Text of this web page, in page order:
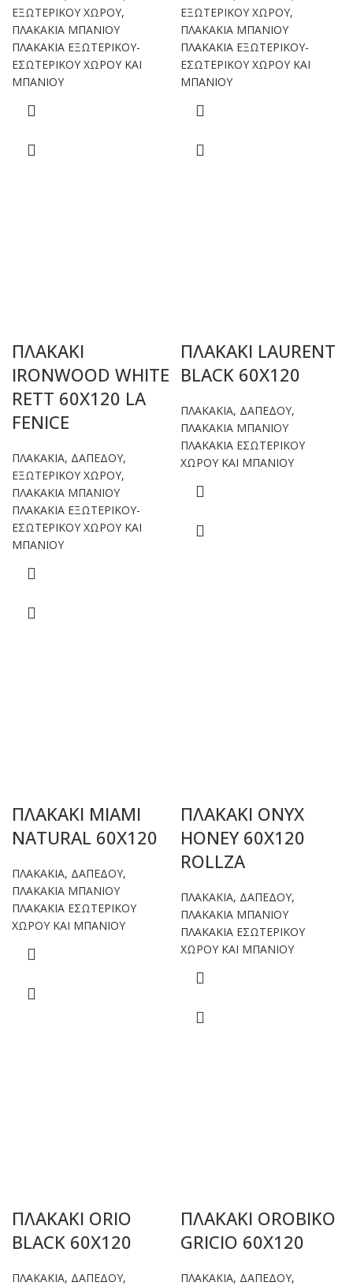
ΕΞΩΤΕΡΙΚΟΥ ΧΩΡΟΥ,
ΠΛΑΚΑΚΙΑ ΜΠΑΝΙΟΥ
ΠΛΑΚΑΚΙΑ ΕΞΩΤΕΡΙΚΟΥ-
ΕΣΩΤΕΡΙΚΟΥ ΧΩΡΟΥ ΚΑΙ
ΜΠΑΝΙΟΥ
ΕΞΩΤΕΡΙΚΟΥ ΧΩΡΟΥ,
ΠΛΑΚΑΚΙΑ ΜΠΑΝΙΟΥ
ΠΛΑΚΑΚΙΑ ΕΞΩΤΕΡΙΚΟΥ-
ΕΣΩΤΕΡΙΚΟΥ ΧΩΡΟΥ ΚΑΙ
ΜΠΑΝΙΟΥ
ΠΛΑΚΑΚΙ
IRONWOOD WHITE
RETT 60X120 LA
FENICE
ΠΛΑΚΑΚΙΑ, ΔΑΠΕΔΟΥ,
ΕΞΩΤΕΡΙΚΟΥ ΧΩΡΟΥ,
ΠΛΑΚΑΚΙΑ ΜΠΑΝΙΟΥ
ΠΛΑΚΑΚΙΑ ΕΞΩΤΕΡΙΚΟΥ-
ΕΣΩΤΕΡΙΚΟΥ ΧΩΡΟΥ ΚΑΙ
ΜΠΑΝΙΟΥ
ΠΛΑΚΑΚΙ LAURENT
BLACK 60X120
ΠΛΑΚΑΚΙΑ, ΔΑΠΕΔΟΥ,
ΠΛΑΚΑΚΙΑ ΜΠΑΝΙΟΥ
ΠΛΑΚΑΚΙΑ ΕΣΩΤΕΡΙΚΟΥ
ΧΩΡΟΥ ΚΑΙ ΜΠΑΝΙΟΥ
ΠΛΑΚΑΚΙ MIAMI
NATURAL 60X120
ΠΛΑΚΑΚΙΑ, ΔΑΠΕΔΟΥ,
ΠΛΑΚΑΚΙΑ ΜΠΑΝΙΟΥ
ΠΛΑΚΑΚΙΑ ΕΣΩΤΕΡΙΚΟΥ
ΧΩΡΟΥ ΚΑΙ ΜΠΑΝΙΟΥ
ΠΛΑΚΑΚΙ ONYX
HONEY 60X120
ROLLZA
ΠΛΑΚΑΚΙΑ, ΔΑΠΕΔΟΥ,
ΠΛΑΚΑΚΙΑ ΜΠΑΝΙΟΥ
ΠΛΑΚΑΚΙΑ ΕΣΩΤΕΡΙΚΟΥ
ΧΩΡΟΥ ΚΑΙ ΜΠΑΝΙΟΥ
ΠΛΑΚΑΚΙ ORIO
BLACK 60X120
ΠΛΑΚΑΚΙΑ, ΔΑΠΕΔΟΥ,
ΠΛΑΚΑΚΙ OROBIKO
GRICIO 60X120
ΠΛΑΚΑΚΙΑ, ΔΑΠΕΔΟΥ,